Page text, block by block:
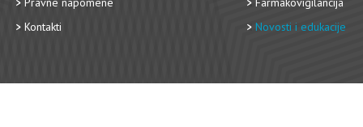
Kontakti
Novosti i edukacije